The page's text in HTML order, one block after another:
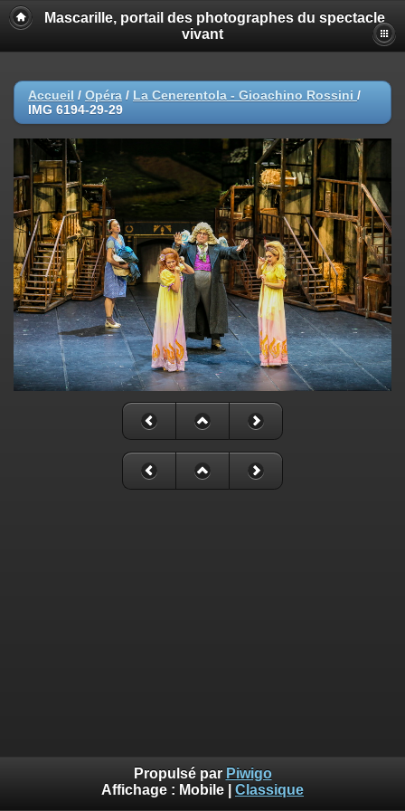
Mascarille, portail des photographes du spectacle
vivant
Accueil / Opéra / La Cenerentola - Gioachino Rossini /
IMG 6194-29-29
Propulsé par Piwigo
Affichage : Mobile Classique